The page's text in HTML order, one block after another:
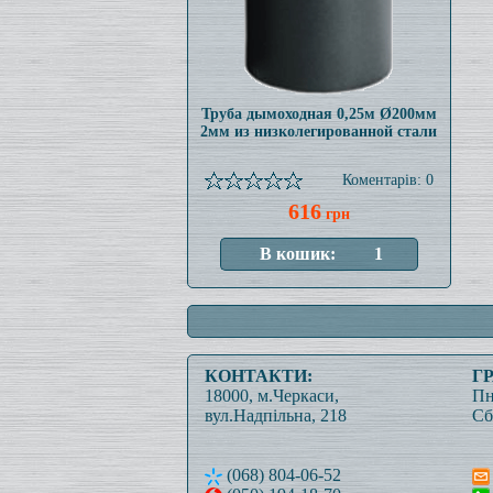
Труба дымоходная 0,25м Ø200мм
2мм из низколегированной стали
Коментарів: 0
616грн
КОНТАКТИ:
18000, м.Черкаси,
вул.Надпільна, 218
(068) 804-06-52